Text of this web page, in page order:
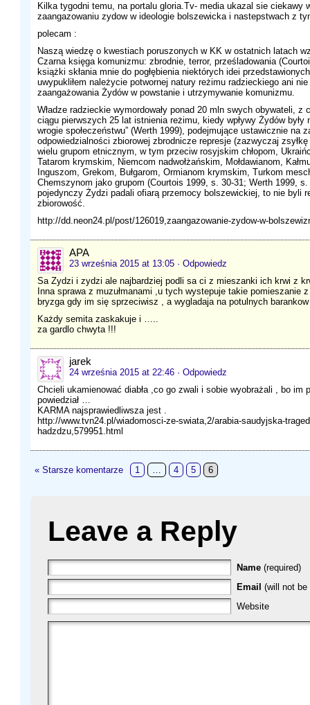
Kilka tygodni temu, na portalu gloria.Tv- media ukazal sie ciekawy
zaangazowaniu zydow w ideologie bolszewicka i nastepstwach z
polecam :
Naszą wiedzę o kwestiach poruszonych w KK w ostatnich latach
Czarna księga komunizmu: zbrodnie, terror, prześladowania
książki skłania mnie do pogłębienia niektórych idei
uwypukliłem należycie potwornej natury reżimu radzieckiego ani
zaangażowania Żydów w powstanie i utrzymywanie komunizmu.
Władze radzieckie wymordowały ponad 20 mln swych obywateli, z
ciągu pierwszych 25 lat istnienia reżimu, kiedy wpływy Żydów były
wrogie społeczeństwu” (Werth 1999), podejmujące ustawicznie na
odpowiedzialności zbiorowej zbrodnicze represje (zazwyczaj
wielu grupom etnicznym, w tym przeciw rosyjskim chłopom,
Tatarom krymskim, Niemcom nadwołżańskim, Mołdawianom,
Inguszom, Grekom, Bułgarom, Ormianom krymskim, Turkom
Chemszynom jako grupom (Courtois 1999, s. 30-31; Werth 1999,
pojedynczy Żydzi padali ofiarą przemocy bolszewickiej, to nie byli
zbiorowość.
http://dd.neon24.pl/post/126019,zaangazowanie-zydow-w-
APA
23 września 2015 at 13:05 · Odpowiedz
Sa Zydzi i zydzi ale najbardziej podli sa ci z mieszanki ich krwi z
Inna sprawa z muzułmanami ,u tych wystepuje takie pomieszanie
bryzga gdy im się sprzeciwisz , a wygladaja na potulnych
Każdy semita zaskakuje i …..
za gardlo chwyta !!!
jarek
24 września 2015 at 22:46 · Odpowiedz
Chcieli ukamienować diabła ,co go zwali i sobie wyobrażali , bo im
powiedział …
KARMA najsprawiedliwsza jest .
http://www.tvn24.pl/wiadomosci-ze-swiata,2/arabia-saudyjska-
hadzdzu,579951.html
« Starsze komentarze 1 … 4 5 6
Leave a Reply
Name(required)
Email (will not be
Website